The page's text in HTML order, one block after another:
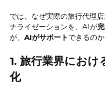
では、なぜ実際の旅行代理
ナライゼーションを、AIが
が、 AIがサポート できるの
1. 旅行業界にお
化